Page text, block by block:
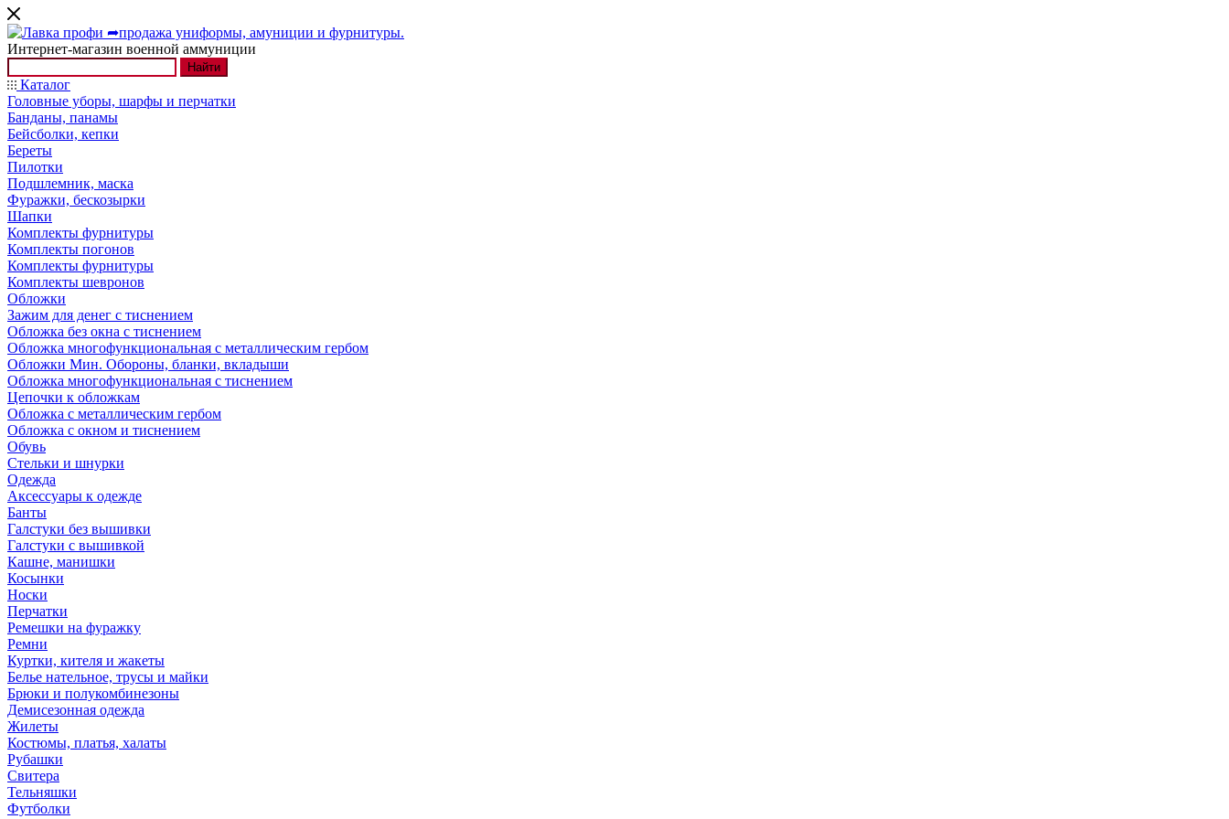
Интернет-магазин военной аммуниции
Найти
Каталог
Головные уборы, шарфы и перчатки
Банданы, панамы
Бейсболки, кепки
Береты
Пилотки
Подшлемник, маска
Фуражки, бескозырки
Шапки
Комплекты фурнитуры
Комплекты погонов
Комплекты фурнитуры
Комплекты шевронов
Обложки
Зажим для денег с тиснением
Обложка без окна с тиснением
Обложка многофункциональная с металлическим гербом
Обложки Мин. Обороны, бланки, вкладыши
Обложка многофункциональная с тиснением
Цепочки к обложкам
Обложка с металлическим гербом
Обложка с окном и тиснением
Обувь
Стельки и шнурки
Одежда
Аксессуары к одежде
Банты
Галстуки без вышивки
Галстуки с вышивкой
Кашне, манишки
Косынки
Носки
Перчатки
Ремешки на фуражку
Ремни
Куртки, кителя и жакеты
Белье нательное, трусы и майки
Брюки и полукомбинезоны
Демисезонная одежда
Жилеты
Костюмы, платья, халаты
Рубашки
Свитера
Тельняшки
Футболки